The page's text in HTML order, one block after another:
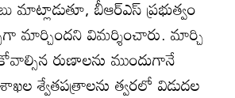
మాట్లాడుతూ, బీఆర్‌ఎస్‌ ప్రభుత్వం
మార్చిందని విమర్శించారు. మార్చి
రుణాలను ముందుగానే
శ్వేతపత్రాలను త్వరలో విడుదల